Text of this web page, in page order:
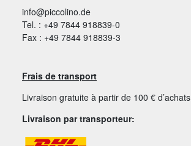
info@piccolino.de
Tel. : +49 7844 918839-0
Fax : +49 7844 918839-3
Frais de transport
Livraison gratuite à partir de 100 € d’achats
Livraison par transporteur: